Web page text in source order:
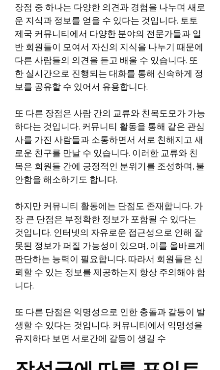
장점 중 하나는 다양한 의견과 경험을 나누며 새로
운 지식과 정보를 얻을 수 있다는 것입니다. 토토
제국 커뮤니티에서 다양한 분야의 전문가들과 일
반 회원들이 모여서 자신의 지식을 나누기 때문에
다른 사람들의 의견을 듣고 배울 수 있습니다. 또
한 실시간으로 진행되는 대화를 통해 신속하게 정
보를 공유할 수 있어서 유용합니다.
또 다른 장점은 사람 간의 교류와 친목도모가 가능
하다는 것입니다. 커뮤니티 활동을 통해 같은 관심
사를 가진 사람들과 소통하면서 서로 친해지고 새
로운 친구를 만날 수 있습니다. 이러한 교류와 친
목은 회원들 간에 긍정적인 분위기를 조성하며, 불
안함을 해소하기도 합니다.
하지만 커뮤니티 활동에는 단점도 존재합니다. 가
장 큰 단점은 부정확한 정보가 포함될 수 있다는
것입니다. 인터넷의 자유로운 접근성으로 인해 잘
못된 정보가 퍼질 가능성이 있으며, 이를 올바르게
판단하는 능력이 필요합니다. 따라서 회원들은 신
뢰할 수 있는 정보를 제공하는지 항상 주의해야 합
니다.
또 다른 단점은 익명성으로 인한 충돌과 갈등이 발
생할 수 있다는 것입니다. 커뮤니티에서 익명성을
유지하다 보면 서로간에 갈등이 생길 수